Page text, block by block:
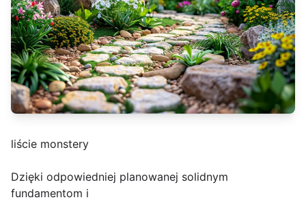
liście monstery
Dzięki odpowiedniej planowanej solidnym
fundamentom i